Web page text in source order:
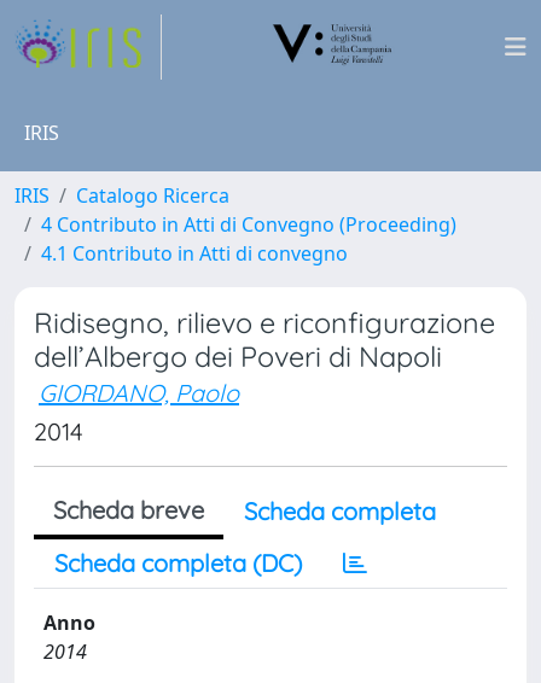
IRIS
IRIS
Catalogo Ricerca
4 Contributo in Atti di Convegno (Proceeding)
4.1 Contributo in Atti di convegno
Ridisegno, rilievo e riconfigurazione
dell’Albergo dei Poveri di Napoli
GIORDANO, Paolo
2014
Scheda breve
Scheda completa
Scheda completa (DC)
Anno
2014